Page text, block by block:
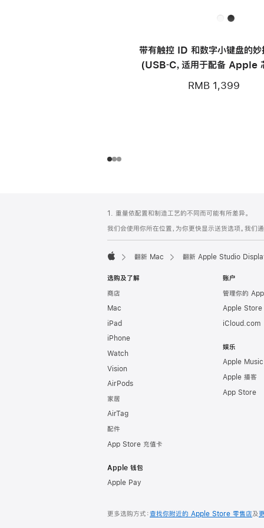
带有触控 ID 和数字小键盘的妙
(USB‑C，适用于配备 Apple
RMB 1,399
页
注
1. 重量依配置和制造工艺的不同而可能有所差异。
我们会使用你所在位置，为你更快显示送货选项。我
翻新 Mac 翻新 Apple Studio
选购及了解
商店
Mac
iPad
iPhone
Watch
Vision
AirPods
家居
AirTag
配件
App Store 充值卡
Apple 钱包
Apple Pay
账户
管理你的
Apple Store
iCloud.com
娱乐
Apple Music
Apple 播客
App Store
更多选购方式：查找你附近的 Apple Store 零售店及